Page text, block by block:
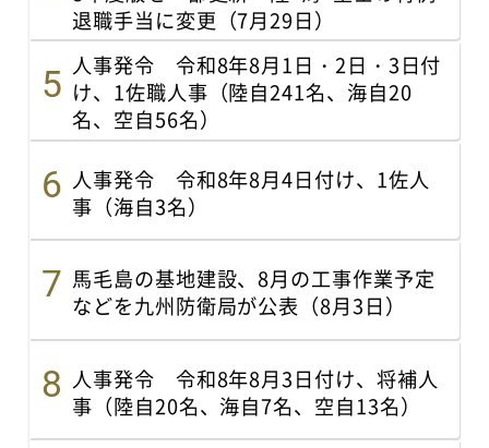
退職手当に変更（7月29日）
人事発令 令和8年8月1日・2日・3日付
け、1佐職人事（陸自241名、海自20
名、空自56名）
人事発令 令和8年8月4日付け、1佐人
事（海自3名）
馬毛島の基地建設、8月の工事作業予定
などを九州防衛局が公表（8月3日）
人事発令 令和8年8月3日付け、将補人
事（陸自20名、海自7名、空自13名）